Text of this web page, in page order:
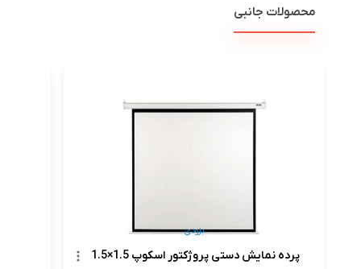
محصولات جانبی
پرده نمایش دستی پروژکتور اسکوپ 1.5×1.5
بزودی